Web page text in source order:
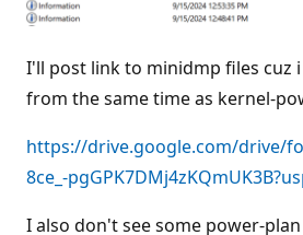
I'll post link to minidmp files cuz
from the same time as kernel-
https://drive.google.com/drive/
8ce_-
I also don't see some power-